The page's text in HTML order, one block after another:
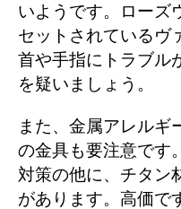
いようです。ローズ
セットされているヴ
首や手指にトラブル
を疑いましょう。
また、金属アレルギ
の金具も要注意です
対策の他に、チタン
があります。高価で